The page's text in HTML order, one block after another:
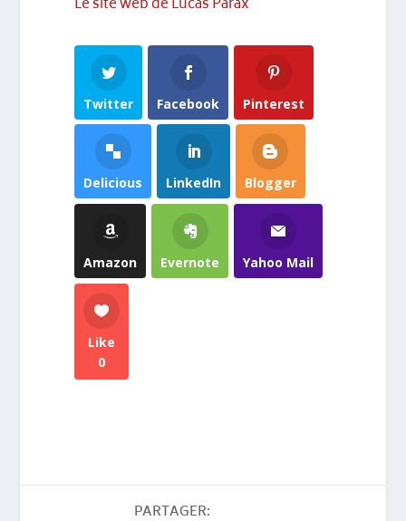
Twitter Facebook Pinterest
Delicious LinkedIn Blogger
Amazon Evernote Yahoo Mail
Like
0
PARTAGER: